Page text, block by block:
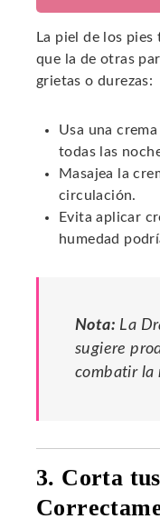
La piel de los pies
que la de otras
grietas o durezas:
Usa una crema
todas las
Masajea la
circulación.
Evita aplicar
humedad
Nota: La
sugiere
combatir la
3. Corta